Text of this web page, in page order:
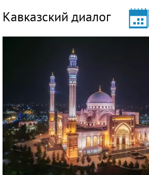
Вылеты из Нижнего Новгорода
Горящие туры
Железнодорожные туры
Кавказский диалог